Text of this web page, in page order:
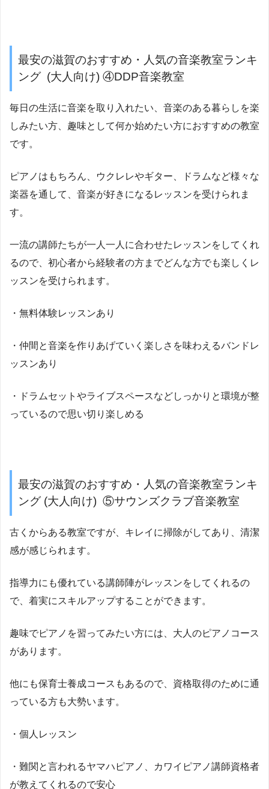
最安の滋賀のおすすめ・人気の音楽教室ランキ
ング (大人向け) ④DDP音楽教室
毎日の生活に音楽を取り入れたい、音楽のある暮らしを楽
しみたい方、趣味として何か始めたい方におすすめの教室
です。
ピアノはもちろん、ウクレレやギター、ドラムなど様々な
楽器を通して、音楽が好きになるレッスンを受けられま
す。
一流の講師たちが一人一人に合わせたレッスンをしてくれ
るので、初心者から経験者の方までどんな方でも楽しくレ
ッスンを受けられます。
・無料体験レッスンあり
・仲間と音楽を作りあげていく楽しさを味わえるバンドレ
ッスンあり
・ドラムセットやライブスペースなどしっかりと環境が整
っているので思い切り楽しめる
最安の滋賀のおすすめ・人気の音楽教室ランキ
ング (大人向け) ⑤サウンズクラブ音楽教室
古くからある教室ですが、キレイに掃除がしてあり、清潔
感が感じられます。
指導力にも優れている講師陣がレッスンをしてくれるの
で、着実にスキルアップすることができます。
趣味でピアノを習ってみたい方には、大人のピアノコース
があります。
他にも保育士養成コースもあるので、資格取得のために通
っている方も大勢います。
・個人レッスン
・難関と言われるヤマハピアノ、カワイピアノ講師資格者
が教えてくれるので安心